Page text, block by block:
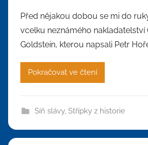
Před nějakou dobou se mi do
vcelku neznámého nakladatelství
Goldstein, kterou napsali Petr
Pokračovat ve čtení
Síň slávy, Střípky z historie